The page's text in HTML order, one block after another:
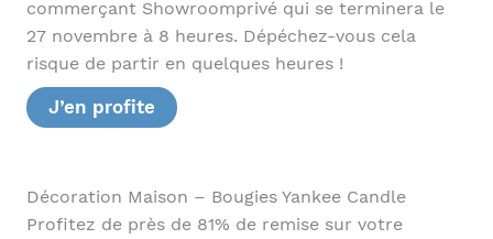
commerçant Showroomprivé qui se terminera le
27 novembre à 8 heures. Dépéchez-vous cela
risque de partir en quelques heures !
J’en profite
Décoration Maison – Bougies Yankee Candle
Profitez de près de 81% de remise sur votre